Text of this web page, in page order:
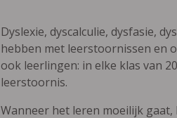
Dyslexie, dyscalculie, dysfasie,
hebben met leerstoornissen en
ook leerlingen: in elke klas van
leerstoornis.
Wanneer het leren moeilijk